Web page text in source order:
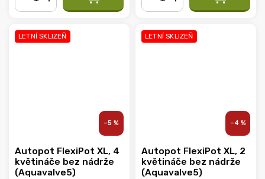
LETNÍ SKLIZEŇ
–5 %
Autopot FlexiPot XL, 4
květináče bez nádrže
(Aquavalve5)
LETNÍ SKLIZEŇ
–4 %
Autopot FlexiPot XL, 2
květináče bez nádrže
(Aquavalve5)